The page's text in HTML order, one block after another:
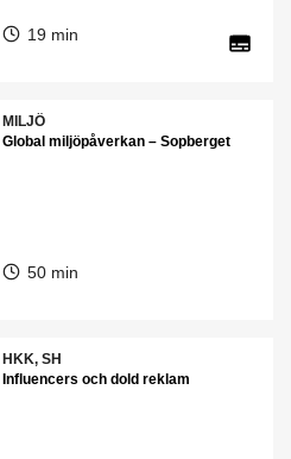
19 min
MILJÖ
Global miljöpåverkan – Sopberget
50 min
HKK, SH
Influencers och dold reklam